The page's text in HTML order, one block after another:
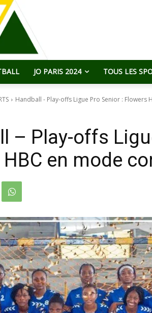
JO PARIS 2024 TOUS LES
Handball - Play-offs Ligue Pro Senior : Flowers
– Play-offs
HBC en mode